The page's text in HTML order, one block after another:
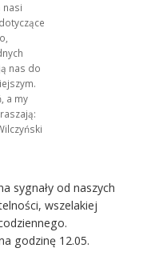
nasi
nas do
a my
sygnały od naszych
wszelakiej
godzinę 12.05.